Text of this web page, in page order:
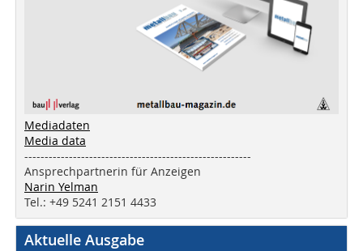
Mediadaten
Media data
--------------------------------------------------------
Ansprechpartnerin für Anzeigen
Narin Yelman
Tel.: +49 5241 2151 4433
Aktuelle Ausgabe